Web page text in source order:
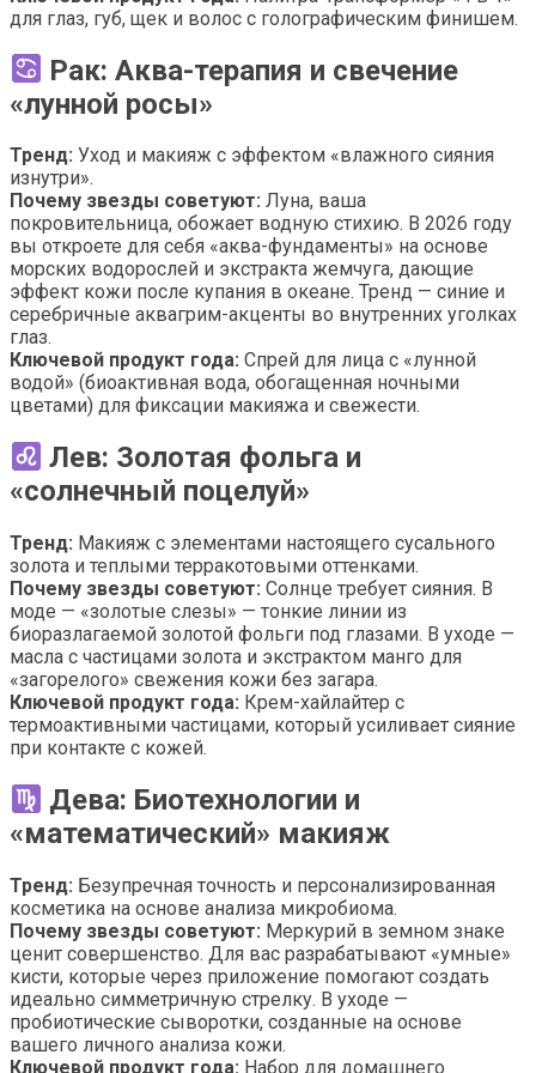
для глаз, губ, щек и волос с голографическим финишем.
Рак: Аква-терапия и свечение
«лунной росы»
Тренд: Уход и макияж с эффектом «влажного сияния
изнутри».
Почему звезды советуют: Луна, ваша
покровительница, обожает водную стихию. В 2026 году
вы откроете для себя «аква-фундаменты» на основе
морских водорослей и экстракта жемчуга, дающие
эффект кожи после купания в океане. Тренд — синие и
серебричные аквагрим-акценты во внутренних уголках
глаз.
Ключевой продукт года: Спрей для лица с «лунной
водой» (биоактивная вода, обогащенная ночными
цветами) для фиксации макияжа и свежести.
Лев: Золотая фольга и
«солнечный поцелуй»
Тренд: Макияж с элементами настоящего сусального
золота и теплыми терракотовыми оттенками.
Почему звезды советуют: Солнце требует сияния. В
моде — «золотые слезы» — тонкие линии из
биоразлагаемой золотой фольги под глазами. В уходе —
масла с частицами золота и экстрактом манго для
«загорелого» свежения кожи без загара.
Ключевой продукт года: Крем-хайлайтер с
термоактивными частицами, который усиливает сияние
при контакте с кожей.
Дева: Биотехнологии и
«математический» макияж
Тренд: Безупречная точность и персонализированная
косметика на основе анализа микробиома.
Почему звезды советуют: Меркурий в земном знаке
ценит совершенство. Для вас разрабатывают «умные»
кисти, которые через приложение помогают создать
идеально симметричную стрелку. В уходе —
пробиотические сыворотки, созданные на основе
вашего личного анализа кожи.
Ключевой продукт года: Набор для домашнего